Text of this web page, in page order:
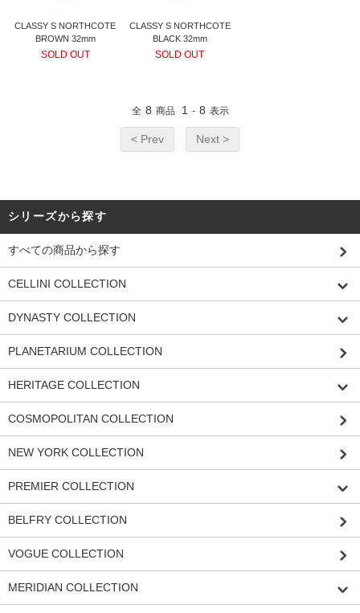
CLASSY S NORTHCOTE
BROWN 32mm
SOLD OUT
CLASSY S NORTHCOTE
BLACK 32mm
SOLD OUT
全 8 商品 1 - 8 表示
< Prev Next >
シリーズから探す
すべての商品から探す
CELLINI COLLECTION
DYNASTY COLLECTION
PLANETARIUM COLLECTION
HERITAGE COLLECTION
COSMOPOLITAN COLLECTION
NEW YORK COLLECTION
PREMIER COLLECTION
BELFRY COLLECTION
VOGUE COLLECTION
MERIDIAN COLLECTION